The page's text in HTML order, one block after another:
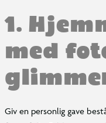
1.
med
Giv en personlig gave